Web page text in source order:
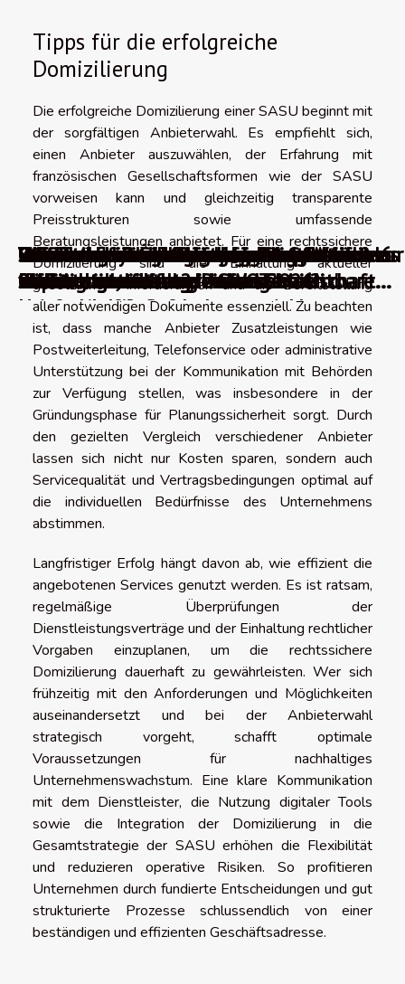
Tipps für die erfolgreiche
Domizilierung
Die erfolgreiche Domizilierung einer SASU beginnt mit
der sorgfältigen Anbieterwahl. Es empfiehlt sich,
einen Anbieter auszuwählen, der Erfahrung mit
französischen Gesellschaftsformen wie der SASU
vorweisen kann und gleichzeitig transparente
Preisstrukturen sowie umfassende
Beratungsleistungen anbietet. Für eine rechtssichere
Domizilierung sind die Einhaltung aktueller
gesetzlicher Anforderungen und die Bereitstellung
aller notwendigen Dokumente essenziell. Zu beachten
ist, dass manche Anbieter Zusatzleistungen wie
Postweiterleitung, Telefonservice oder administrative
Unterstützung bei der Kommunikation mit Behörden
zur Verfügung stellen, was insbesondere in der
Gründungsphase für Planungssicherheit sorgt. Durch
den gezielten Vergleich verschiedener Anbieter
lassen sich nicht nur Kosten sparen, sondern auch
Servicequalität und Vertragsbedingungen optimal auf
die individuellen Bedürfnisse des Unternehmens
abstimmen.
Langfristiger Erfolg hängt davon ab, wie effizient die
angebotenen Services genutzt werden. Es ist ratsam,
regelmäßige Überprüfungen der
Dienstleistungsverträge und der Einhaltung rechtlicher
Vorgaben einzuplanen, um die rechtssichere
Domizilierung dauerhaft zu gewährleisten. Wer sich
frühzeitig mit den Anforderungen und Möglichkeiten
auseinandersetzt und bei der Anbieterwahl
strategisch vorgeht, schafft optimale
Voraussetzungen für nachhaltiges
Unternehmenswachstum. Eine klare Kommunikation
mit dem Dienstleister, die Nutzung digitaler Tools
sowie die Integration der Domizilierung in die
Gesamtstrategie der SASU erhöhen die Flexibilität
und reduzieren operative Risiken. So profitieren
Unternehmen durch fundierte Entscheidungen und gut
strukturierte Prozesse schlussendlich von einer
beständigen und effizienten Geschäftsadresse.
Schritte zum Übergang von Angestelltem
zu Freelancer
Reform der elektronischen
Rechnungsstellung: Der unverzichtbare
Leitfaden für Softwareentwickler
Gründung eines Unternehmens: Warum es
wichtig ist, sich von Anfang an
Unterstützung zu holen
Wann und wie sollte man sein
Kleinunternehmen in eine Gesellschaft
umwandeln?
Die besten Crowdfunding-Plattformen zur
Kapitalbeschaffung
Die besten Programme für elektronische
Rechnungsstellung im Jahr 2026
Wie findet man schnell einen Sponsor?
Die besten Rechnungsprogramme für
kleine und mittlere Unternehmen
SWOT-Analyse: Erklärung, Beispiele und
eine herunterladbare SWOT-Matrix
Wie man ein Geschäft von Grund auf in 6
Schritten aufbaut?
Freiberufler und Steuerberater: Warum
sollte man sich begleiten lassen?
0 Gründe für eine Umschulung in die
Informatik.